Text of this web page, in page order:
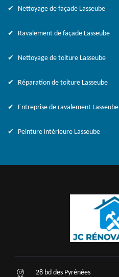
Nettoyage de façade Lasseube
Ravalement de façade Lasseube
Nettoyage de toiture Lasseube
Réparation de toiture Lasseube
Entreprise de ravalement Lasseube
Peinture intérieure Lasseube
28 bd des Pyrénées